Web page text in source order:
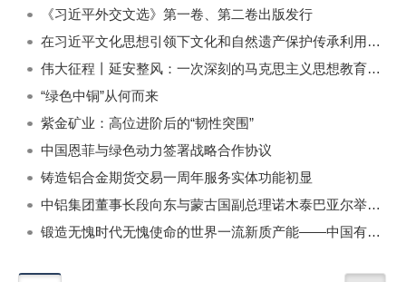
《习近平外交文选》第一卷、第二卷出版发行
在习近平文化思想引领下文化和自然遗产保护传承利用工作开创新局面
伟大征程丨延安整风：一次深刻的马克思主义思想教育运动
“绿色中铜”从何而来
紫金矿业：高位进阶后的“韧性突围”
中国恩菲与绿色动力签署战略合作协议
铸造铝合金期货交易一周年服务实体功能初显
中铝集团董事长段向东与蒙古国副总理诺木泰巴亚尔举行会谈
锻造无愧时代无愧使命的世界一流新质产能——中国有色金属工业的战略应对与破局之道（二）